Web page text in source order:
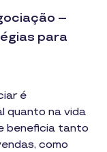
–
para
é
quanto na vida
beneficia tanto
como